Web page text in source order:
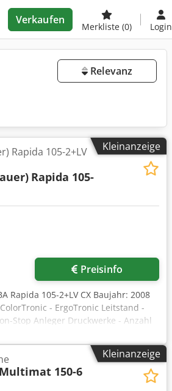
Verkaufen
Merkliste (0) Login
Relevanz
Kleinanzeige
Rapida 105-2+LV
Rapida 105-
Preisinfo
Rapida 105-2+LV CX Baujahr: 2008
- ErgoTronic Leitstand -
Stop Anleger Druckwerke - Anzahl
Plattenwechsel - Varidamp
Gummituchwascheinrichtung -
Lackieren - Anzahl
(Anilox): 1 Trocknen - IR +
Grafix Zubehör - Druckluft
Kleinanzeige
Multimat 150-6